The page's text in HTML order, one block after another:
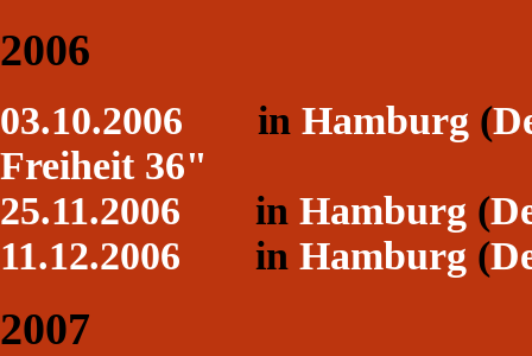
2006
03.10.2006 in Hamburg (
Freiheit 36"
25.11.2006 in Hamburg (
11.12.2006 in Hamburg (
2007